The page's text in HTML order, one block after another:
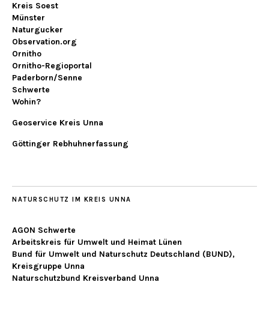
Kreis Soest
Münster
Naturgucker
Observation.org
Ornitho
Ornitho-Regioportal
Paderborn/Senne
Schwerte
Wohin?
Geoservice Kreis Unna
Göttinger Rebhuhnerfassung
NATURSCHUTZ IM KREIS UNNA
AGON Schwerte
Arbeitskreis für Umwelt und Heimat Lünen
Bund für Umwelt und Naturschutz Deutschland (BUND),
Kreisgruppe Unna
Naturschutzbund Kreisverband Unna